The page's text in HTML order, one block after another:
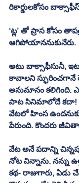
రికార్డులకోసం
‘ట్ల’ తో ప్రాస కోసం
ఆగిపోయాననుకునేరు.
అటు బాక్సాఫీసునీ,
కావాలని స్ఫురించగానే
అనుమానం కలిగింది.
పాట సినిమాలోదే కదా!
వేటలో హింస
పేరుంది. కొందరు
వేట అనే పదాన్ని
నోట విన్నాను. నన్ను
కథ- రాజుగారు, ఏడు